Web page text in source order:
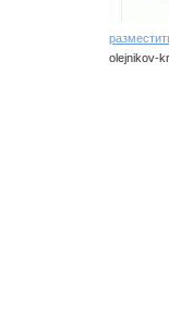
olejnikov-